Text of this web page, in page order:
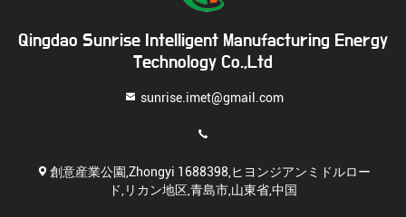
Qingdao Sunrise Intelligent Manufacturing Energy
Technology Co.,Ltd
sunrise.imet@gmail.com
創意産業公園,Zhongyi 1688398,ヒヨンジアンミドルロー
ド,リカン地区,青島市,山東省,中国